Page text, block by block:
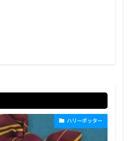
ハリーポッター